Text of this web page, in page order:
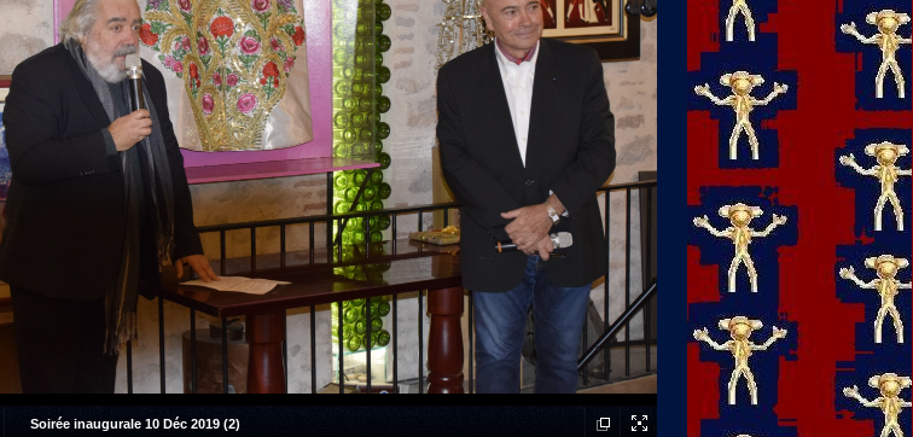
Soirée inaugurale 10 Déc 2019 (2)